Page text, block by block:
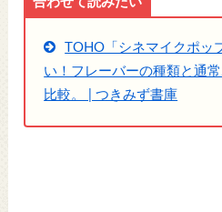
TOHO「シネマイクポッ
い！フレーバーの種類と通
比較。 | つきみず書庫